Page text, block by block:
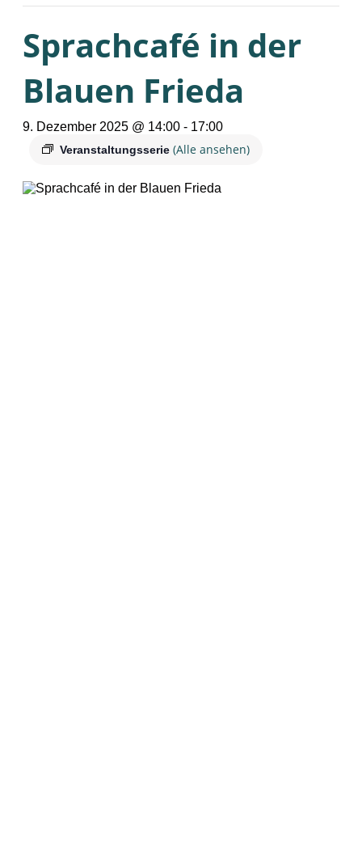
Sprachcafé in der
Blauen Frieda
9. Dezember 2025 @ 14:00 - 17:00
Veranstaltungsserie (Alle ansehen)